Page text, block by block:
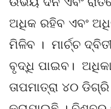
ଅଧିକ ରହିବ ଏବଂ
ମିଳିବ । ମାର୍ଚ୍ଚ
ବୃଦ୍ଧି ପାଇବ।
ତାପମାତ୍ରା ୪୦